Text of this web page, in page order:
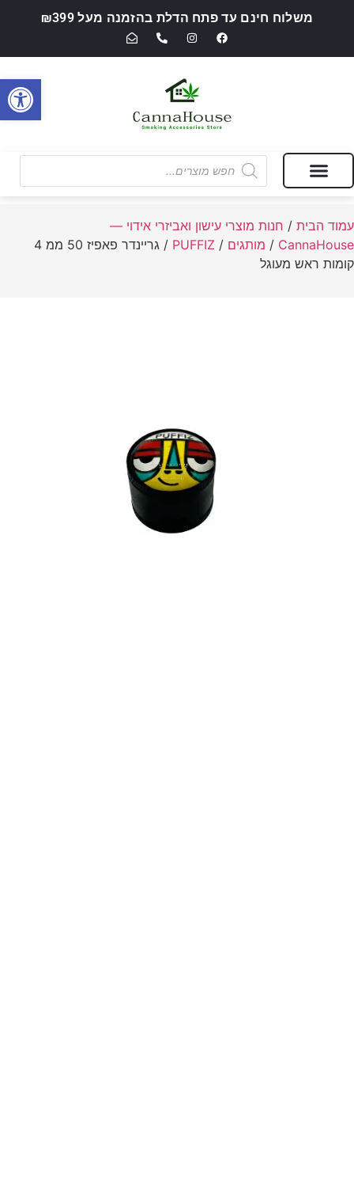
משלוח חינם עד פתח הדלת בהזמנה מעל ₪399
עמוד הבית / חנות מוצרי עישון ואביזרי אידוי —
CannaHouse
/ מותגים /
PUFFIZ
/ גריינדר פאפיז 50 ממ 4
קומות ראש מעוגל
פתח